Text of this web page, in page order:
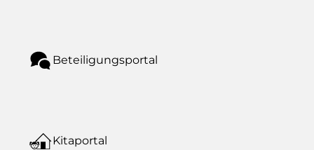
Beteiligungsportal
Kitaportal